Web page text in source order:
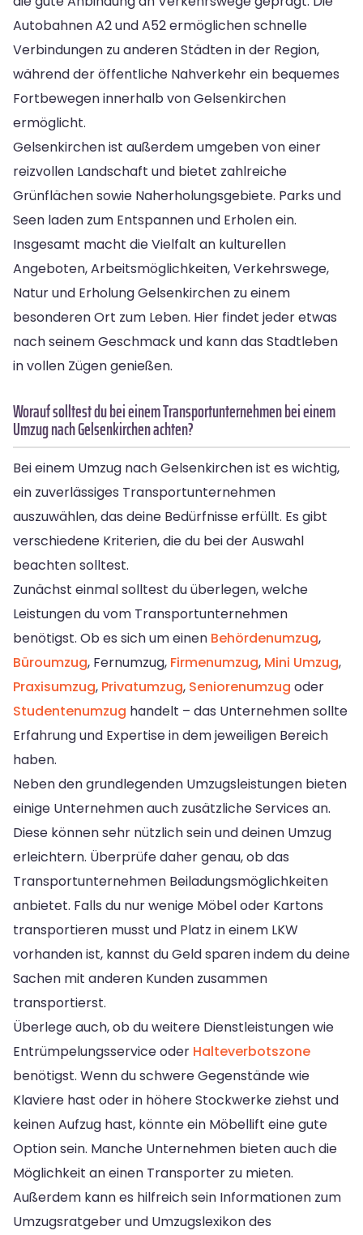
Autobahnen A2 und A52 ermöglichen schnelle
Verbindungen zu anderen Städten in der Region,
während der öffentliche Nahverkehr ein bequemes
Fortbewegen innerhalb von Gelsenkirchen
ermöglicht.
Gelsenkirchen ist außerdem umgeben von einer
reizvollen Landschaft und bietet zahlreiche
Grünflächen sowie Naherholungsgebiete. Parks und
Seen laden zum Entspannen und Erholen ein.
Insgesamt macht die Vielfalt an kulturellen
Angeboten, Arbeitsmöglichkeiten, Verkehrswege,
Natur und Erholung Gelsenkirchen zu einem
besonderen Ort zum Leben. Hier findet jeder etwas
nach seinem Geschmack und kann das Stadtleben
in vollen Zügen genießen.
Worauf solltest du bei einem Transportunternehmen bei einem
Umzug nach Gelsenkirchen achten?
Bei einem Umzug nach Gelsenkirchen ist es wichtig,
ein zuverlässiges Transportunternehmen
auszuwählen, das deine Bedürfnisse erfüllt. Es gibt
verschiedene Kriterien, die du bei der Auswahl
beachten solltest.
Zunächst einmal solltest du überlegen, welche
Leistungen du vom Transportunternehmen
benötigst. Ob es sich um einen Behördenumzug,
Büroumzug, Fernumzug, Firmenumzug, Mini Umzug,
Praxisumzug, Privatumzug, Seniorenumzug oder
Studentenumzug handelt – das Unternehmen sollte
Erfahrung und Expertise in dem jeweiligen Bereich
haben.
Neben den grundlegenden Umzugsleistungen bieten
einige Unternehmen auch zusätzliche Services an.
Diese können sehr nützlich sein und deinen Umzug
erleichtern. Überprüfe daher genau, ob das
Transportunternehmen Beiladungsmöglichkeiten
anbietet. Falls du nur wenige Möbel oder Kartons
transportieren musst und Platz in einem LKW
vorhanden ist, kannst du Geld sparen indem du deine
Sachen mit anderen Kunden zusammen
transportierst.
Überlege auch, ob du weitere Dienstleistungen wie
Entrümpelungsservice oder Halteverbotszone
benötigst. Wenn du schwere Gegenstände wie
Klaviere hast oder in höhere Stockwerke ziehst und
keinen Aufzug hast, könnte ein Möbellift eine gute
Option sein. Manche Unternehmen bieten auch die
Möglichkeit an einen Transporter zu mieten.
Außerdem kann es hilfreich sein Informationen zum
Umzugsratgeber und Umzugslexikon des